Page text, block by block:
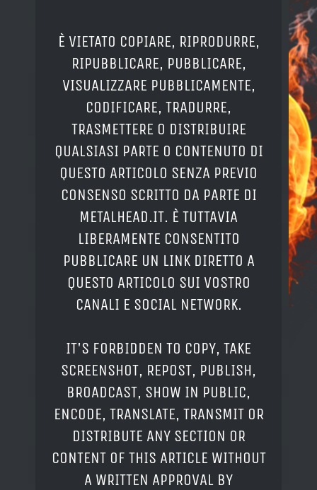
È VIETATO COPIARE, RIPRODURRE,
RIPUBBLICARE, PUBBLICARE,
VISUALIZZARE PUBBLICAMENTE,
CODIFICARE, TRADURRE,
TRASMETTERE O DISTRIBUIRE
QUALSIASI PARTE O CONTENUTO DI
QUESTO ARTICOLO SENZA PREVIO
CONSENSO SCRITTO DA PARTE DI
METALHEAD.IT. È TUTTAVIA
LIBERAMENTE CONSENTITO
PUBBLICARE UN LINK DIRETTO A
QUESTO ARTICOLO SUI VOSTRO
CANALI E SOCIAL NETWORK.
IT'S FORBIDDEN TO COPY, TAKE
SCREENSHOT, REPOST, PUBLISH,
BROADCAST, SHOW IN PUBLIC,
ENCODE, TRANSLATE, TRANSMIT OR
DISTRIBUTE ANY SECTION OR
CONTENT OF THIS ARTICLE WITHOUT
A WRITTEN APPROVAL BY